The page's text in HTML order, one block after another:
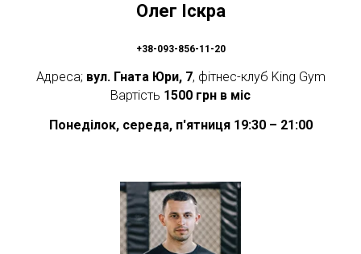
Олег Іскра
+38-093-856-11-20
Адреса; вул. Гната Юри, 7, фітнес-клуб King Gym
Вартість 1500 грн в міс
Понеділок, середа, п'ятниця 19:30 – 21:00